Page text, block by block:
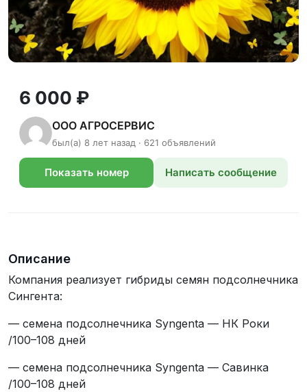
6 000 ₽
ООО АГРОСЕРВИС
был(а) 8 лет назад · 621 объявлений
Показать номер Написать сообщение
Описание
Компания реализует гибриды семян подсолнечника
Сингента:
— семена подсолнечника Syngenta — НК Роки
/100–108 дней
— семена подсолнечника Syngenta — Савинка
/100–108 дней